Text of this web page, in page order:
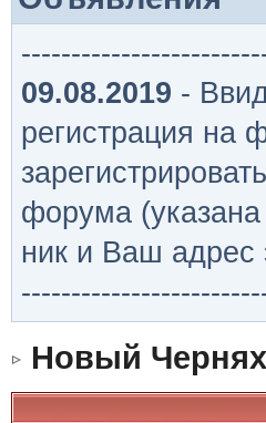
09.08.2019 -
регистрация на
форума
ник и Ваш адрес
Новый